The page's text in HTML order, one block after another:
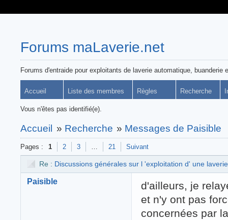
Forums maLaverie.net
Forums d'entraide pour exploitants de laverie automatique, buanderie
Accueil Liste des membres Règles Recherche
Vous n'êtes pas identifié(e).
Accueil » Recherche » Messages de Paisible
Pages : 1 2 3 21 Suivant
Re : Discussions générales sur l 'exploitation d' une
Paisible
d'ailleurs, je
et n'y ont pas
concernées par